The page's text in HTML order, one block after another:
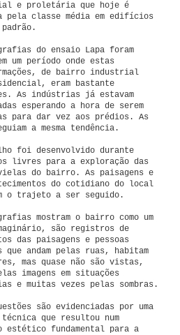
e proletária que hoje é
pela classe média em edifícios
do ensaio Lapa foram
um período onde estas
de bairro industrial
eram bastante
As indústrias já estavam
esperando a hora de serem
para dar vez aos prédios. As
a mesma tendência.
foi desenvolvido durante
livres para a exploração das
do bairro. As paisagens e
do cotidiano do local
o trajeto a ser seguido.
mostram o bairro como um
são registros de
das paisagens e pessoas
que andam pelas ruas, habitam
mas quase não são vistas,
imagens em situações
e muitas vezes pelas sombras.
são evidenciadas por uma
que resultou num
estético fundamental para a